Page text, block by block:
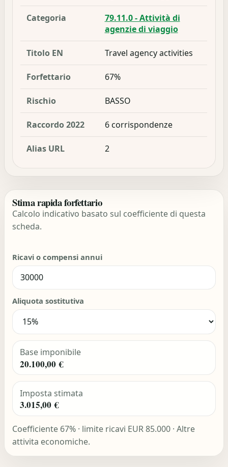
Categoria
79.11.0 - Attività di
agenzie di viaggio
Titolo EN Travel agency activities
Forfettario 67%
Rischio BASSO
Raccordo 2022 6 corrispondenze
Alias URL 2
Stima rapida forfettario
Calcolo indicativo basato sul coefficiente di questa
scheda.
Ricavi o compensi annui
Aliquota sostitutiva
Base imponibile
20.100,00 €
Imposta stimata
3.015,00 €
Coefficiente 67% · limite ricavi EUR 85.000 · Altre
attivita economiche.